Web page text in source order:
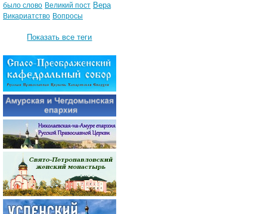
было слово Великий пост Вера
Викариатство Вопросы
Показать все теги